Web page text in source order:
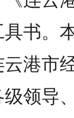
具书。
云港市
级领导